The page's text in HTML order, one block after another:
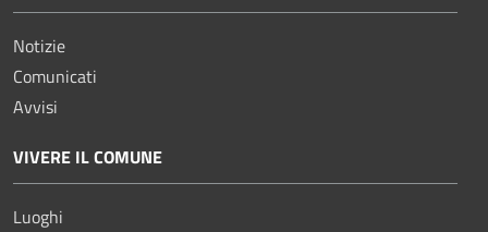
Notizie
Comunicati
Avvisi
VIVERE IL COMUNE
Luoghi